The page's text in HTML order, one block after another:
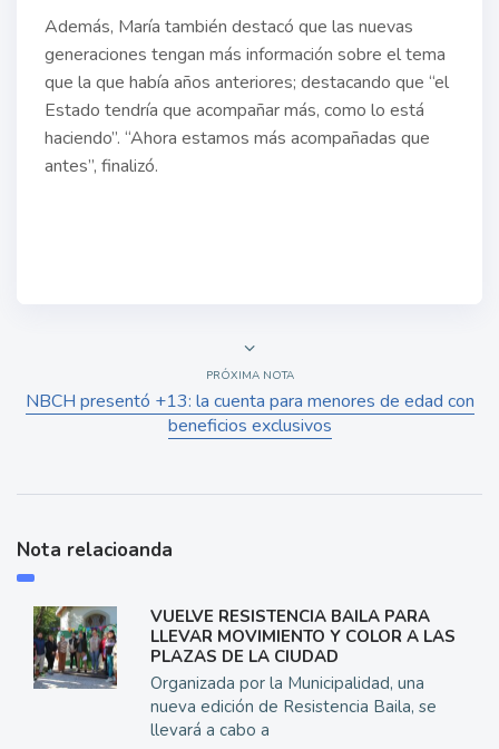
Además, María también destacó que las nuevas
generaciones tengan más información sobre el tema
que la que había años anteriores; destacando que “el
Estado tendría que acompañar más, como lo está
haciendo”. “Ahora estamos más acompañadas que
antes”, finalizó.
PRÓXIMA NOTA
NBCH presentó +13: la cuenta para menores de edad con
beneficios exclusivos
Nota relacioanda
VUELVE RESISTENCIA BAILA PARA
LLEVAR MOVIMIENTO Y COLOR A LAS
PLAZAS DE LA CIUDAD
Organizada por la Municipalidad, una
nueva edición de Resistencia Baila, se
llevará a cabo a